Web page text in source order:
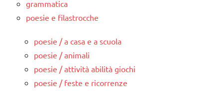
grammatica
poesie e filastrocche
poesie / a casa e a scuola
poesie / animali
poesie / attività abilità giochi
poesie / feste e ricorrenze